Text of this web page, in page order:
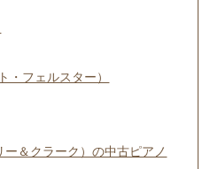
・フェルスター）
＆クラーク）の中古ピアノ